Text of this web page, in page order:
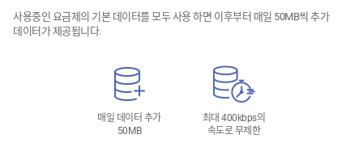
사용중인 요금제의 기본 데이터를 모두 사용 하면 이후부터 매일 50MB씩 추가
데이터가 제공됩니다.
매일 데이터 추가
50MB
최대 400kbps의
속도로 무제한